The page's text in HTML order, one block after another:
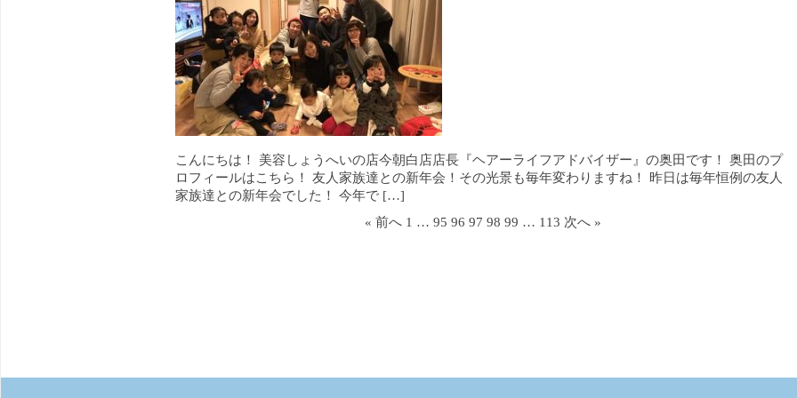
こんにちは！ 美容しょうへいの店今朝白店店長『ヘアーライフアドバイザー』の奥田です！ 奥田のプ
ロフィールはこちら！ 友人家族達との新年会！その光景も毎年変わりますね！ 昨日は毎年恒例の友人
家族達との新年会でした！ 今年で […]
« 前へ 1 … 95 96 97 98 99 … 113 次へ »